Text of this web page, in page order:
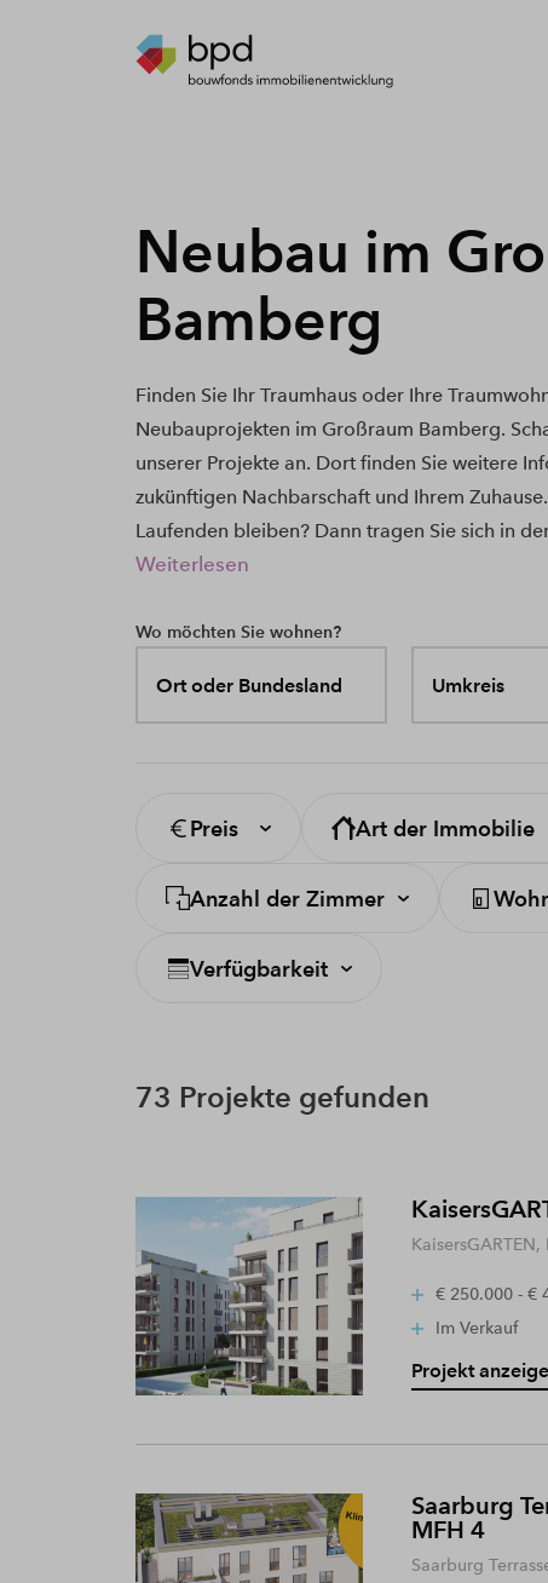
Neubau im
Bamberg
Finden Sie Ihr Traumhaus oder Ihre
Neubauprojekten im Großraum Bamberg.
unserer Projekte an. Dort finden Sie weitere
zukünftigen Nachbarschaft und Ihrem
Laufenden bleiben? Dann tragen Sie sich in
Weiterlesen
Wo möchten Sie wohnen?
Ort oder Bundesland Umkreis
Preis Art der Immobilie
Anzahl der Zimmer
Verfügbarkeit
73 Projekte gefunden
€ 250.000 - €
Im Verkauf
Projekt
Saarburg
MFH 4
Saarburg